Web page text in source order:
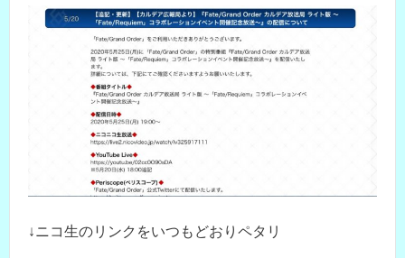
↓ニコ生のリンクをいつもどおりペタリ